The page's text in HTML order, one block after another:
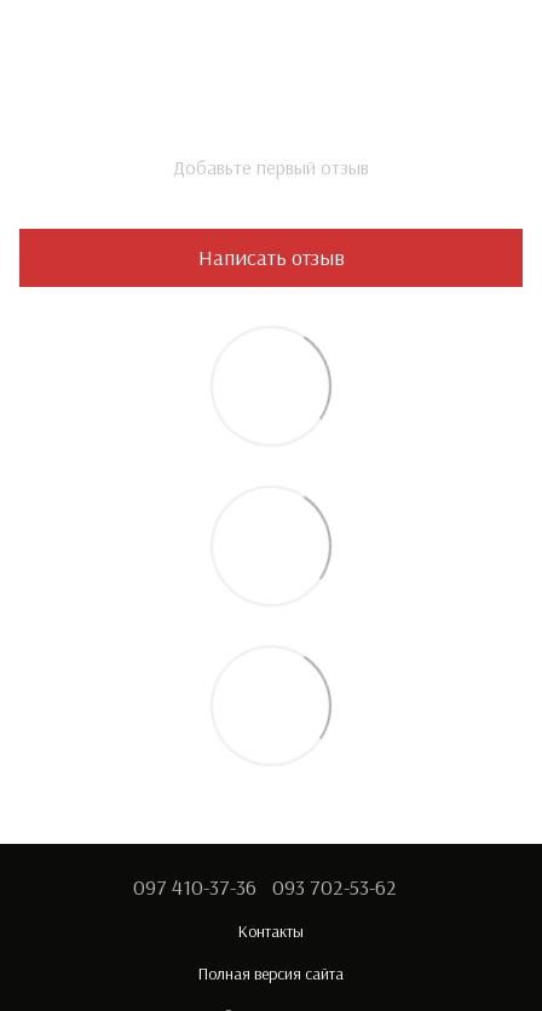
Добавьте первый отзыв
Написать отзыв
097 410-37-36 093 702-53-62
Контакты
Полная версия сайта